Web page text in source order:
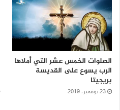
الصلوات الخمس عشر التي أملاها
الرب يسوع على القديسة
بريجيتا
23 نوفمبر، 2019